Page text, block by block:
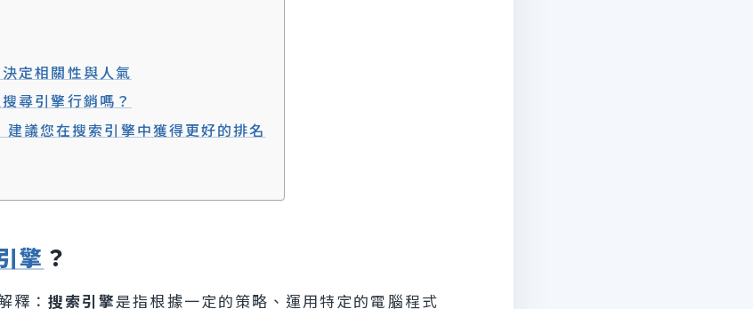
定相關性與人氣
尋引擎行銷嗎？
議您在搜索引擎中獲得更好的排名
擎 ？
釋： 搜索引擎是指根據一定的策略、運用特定的電腦程式